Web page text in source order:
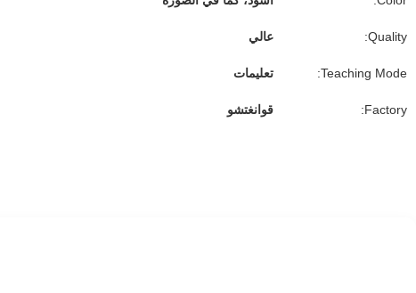
Quality: عالي
Teaching Mode: تعليمات
Factory: قوانغتشو